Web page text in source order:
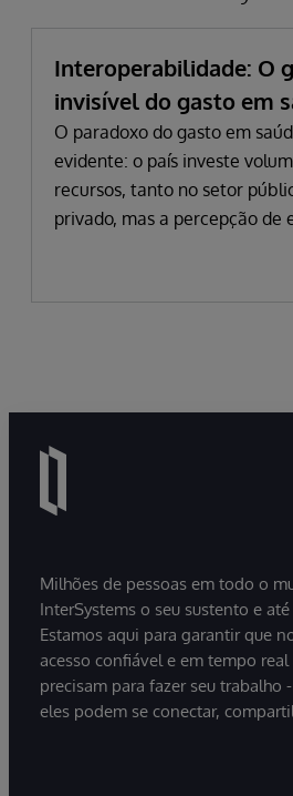
Interoperabilidade: O
invisível do gasto em
O paradoxo do gasto em
evidente: o país investe
recursos, tanto no setor
privado, mas a percepção de
público atingiu 5,03% do
em termos nominais. Na
pressão dos custos é
filas persistem e informações
base em visões parciais da
Milhões de pessoas em todo o
InterSystems o seu sustento e
Estamos aqui para garantir que
acesso confiável e em tempo
precisam para fazer seu trabalho
eles podem se conectar,